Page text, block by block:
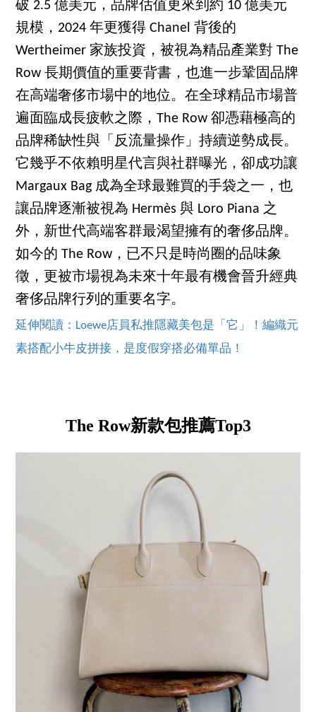
破 2.5 億美元，品牌估值更來到約 10 億美元
規模，2024 年更獲得 Chanel 背後的
Wertheimer 家族投資，被視為精品產業對 The
Row 長期價值的重要背書，也進一步鞏固品牌
在高端奢侈市場中的地位。在全球精品市場普
遍面臨成長疲軟之際，The Row 卻憑藉極高的
品牌稀缺性與「反流量操作」持續逆勢成長。
它幾乎不依賴明星代言與社群曝光，卻成功讓
Margaux Bag 成為全球最難買的手袋之一，也
讓品牌逐漸被視為 Hermès 與 Loro Piana 之
外，新世代高端客群最渴望擁有的奢侈品牌。
如今的 The Row，已不只是時尚圈的品味象
徵，更被市場視為未來十年最有機會晉升經典
奢侈品牌行列的重要名字。
延伸閱讀：Loewe店員私推隱藏美包是「它」！編織元
素搭配小牛皮拼接，是度假穿搭必備單品！
The Row新款包推薦Top3